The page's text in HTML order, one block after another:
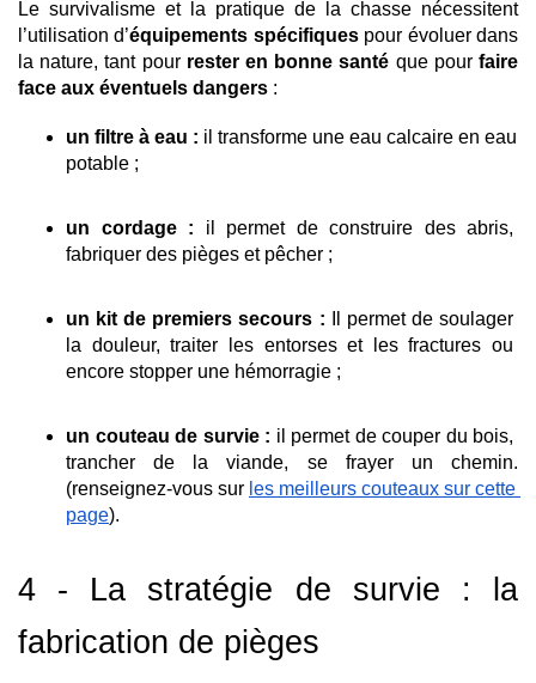
Le survivalisme et la pratique de la chasse nécessitent
l’utilisation d’équipements spécifiques pour évoluer dans
la nature, tant pour rester en bonne santé que pour faire
face aux éventuels dangers :
un filtre à eau : il transforme une eau calcaire en eau
potable ;
un cordage : il permet de construire des abris,
fabriquer des pièges et pêcher ;
un kit de premiers secours : Il permet de soulager
la douleur, traiter les entorses et les fractures ou
encore stopper une hémorragie ;
un couteau de survie : il permet de couper du bois,
trancher de la viande, se frayer un chemin.
(renseignez-vous sur les meilleurs couteaux sur cette
page).
4 - La stratégie de survie : la
fabrication de pièges